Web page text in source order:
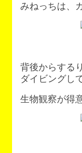
みねっちは、
背後からする
ダイビングし
生物観察が得